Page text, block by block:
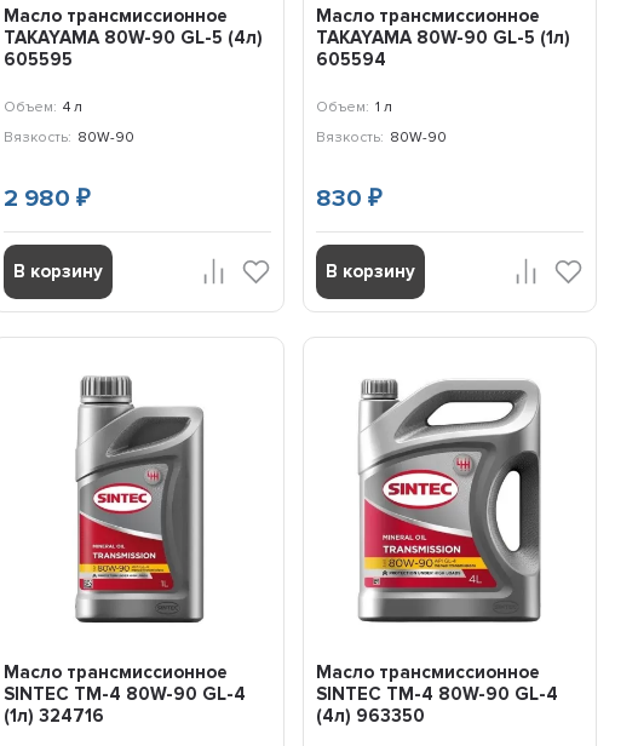
Масло трансмиссионное
TAKAYAMA 80W-90 GL-5 (4л)
605595
Объем: 4 л
Вязкость: 80W-90
2 980 ₽
В корзину
Масло трансмиссионное
TAKAYAMA 80W-90 GL-5 (1л)
605594
Объем: 1 л
Вязкость: 80W-90
830 ₽
В корзину
Масло трансмиссионное
SINTEC ТМ-4 80W-90 GL-4
(1л) 324716
Масло трансмиссионное
SINTEC ТМ-4 80W-90 GL-4
(4л) 963350